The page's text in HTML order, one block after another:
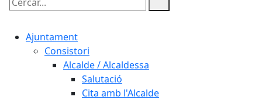
Cercar:
Ajuntament
Consistori
Alcalde / Alcaldessa
Salutació
Cita amb l'Alcalde